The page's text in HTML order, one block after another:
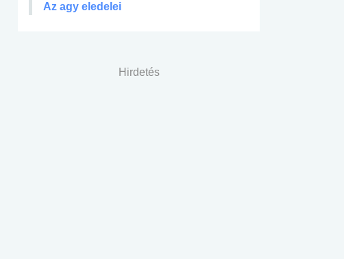
Az agy eledelei
Hirdetés